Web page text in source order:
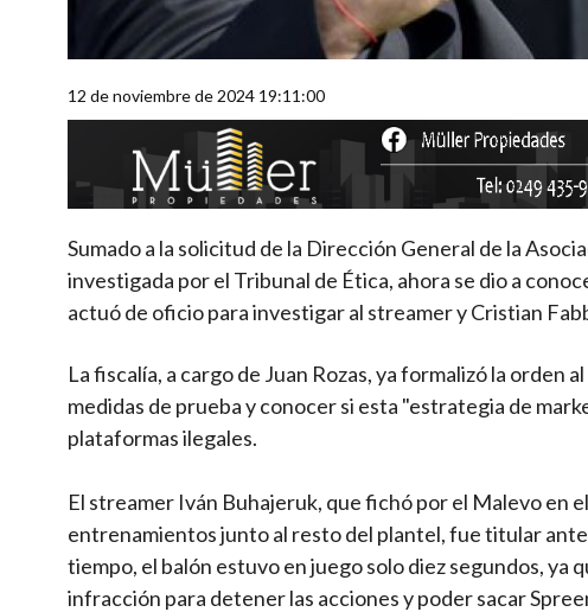
12 de noviembre de 2024 19:11:00
Sumado a la solicitud de la Dirección General de la
investigada por el Tribunal de Ética, ahora se dio a
actuó de oficio para investigar al streamer y Cristian
La fiscalía, a cargo de Juan Rozas, ya formalizó la
medidas de prueba y conocer si esta "estrategia de
plataformas ilegales.
El streamer Iván Buhajeruk, que fichó por el Malevo en
entrenamientos junto al resto del plantel, fue titular
tiempo, el balón estuvo en juego solo diez segundos, ya
infracción para detener las acciones y poder sacar